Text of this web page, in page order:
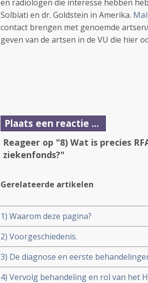
en radiologen die interesse hebben
Solbiati en dr. Goldstein in Amerika. Mail
contact brengen met genoemde
geven van de artsen in de VU die hier
Plaats een reactie ...
Reageer op "8) Wat is precies
ziekenfonds?"
Gerelateerde artikelen
1) Waarom deze pagina?
2) Voorgeschiedenis.
3) De diagnose en eerste
4) Vervolg behandeling en rol van het